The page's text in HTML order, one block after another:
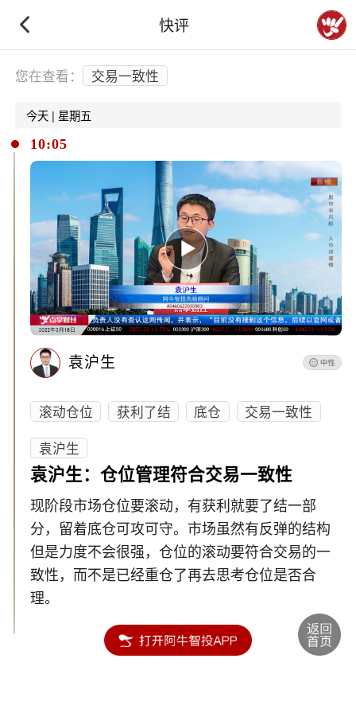
快评
下拉刷新
您在查看： 交易一致性
今天 | 星期五
10:05
袁沪生
滚动仓位 获利了结 底仓
交易一致性
袁沪生
袁沪生：仓位管理符合交易一致性
现阶段市场仓位要滚动，有获利就要了结一部
分，留着底仓可攻可守。市场虽然有反弹的结构
但是力度不会很强，仓位的滚动要符合交易的一
致性，而不是已经重仓了再去思考仓位是否合
理。